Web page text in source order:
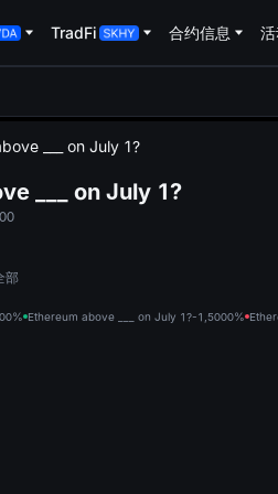
TradFi 合约信息
___ on July 1?
___ on July 1?
部
0% Ethereum above ___ on July 1?-1,5000%